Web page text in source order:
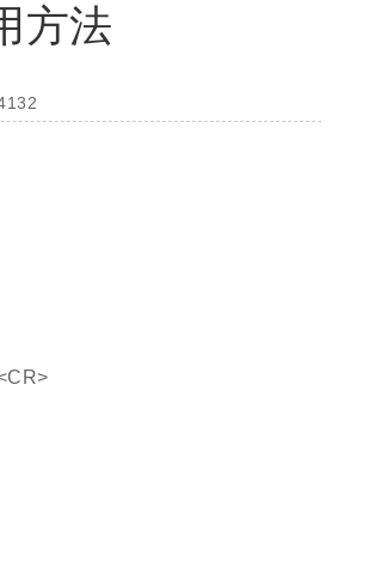
方法